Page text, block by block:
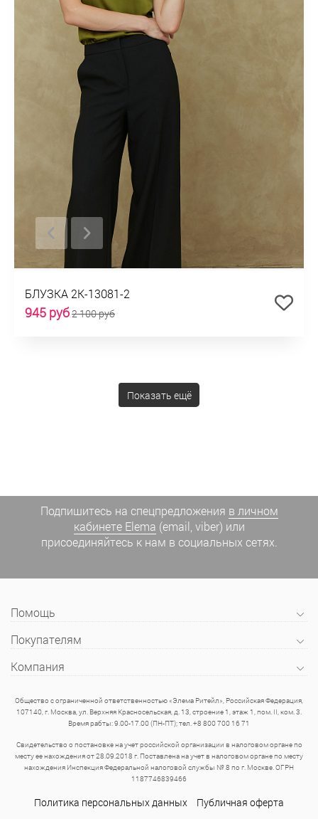
БЛУЗКА 2К-13081-2
945 руб2 100 руб
Показать ещё
Подпишитесь на спецпредложения в личном
кабинете Elema (email, viber) или
присоединяйтесь к нам в социальных сетях.
Помощь
Покупателям
Компания
Общество с ограниченной ответственностью «Элема Ритейл», Российская Федерация,
107140, г. Москва, ул. Верхняя Красносельская, д. 13, строение 1, этаж 1, пом. II, ком. 3.
Время рабты: 9.00-17.00 (ПН-ПТ); тел. +8 800 700 16 71
Свидетельство о постановке на учет российской организации в налоговом органе по
месту ее нахождения от 28.09.2018 г. Поставлена на учет в налоговом органе по месту
нахождения Инспекция Федеральной налоговой службы № 8 по г. Москве. ОГРН
1187746839466
Политика персональных данных Публичная оферта